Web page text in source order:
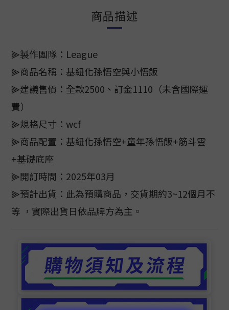
商品描述
⫸製作團隊：League
⫸商品名稱：基紐化孫悟空與小悟飯
⫸建議售價：全款2500、訂金1110（未含國際運
費）
⫸規格尺寸：wcf
⫸商品配置：基紐化孫悟空+童年孫悟飯+筋斗雲
+基礎底座
⫸開訂時間：2025年03月
⫸預計出貨：此為預購商品，交貨期約3~12個月不
等 ，實際出貨日依品牌方為主。